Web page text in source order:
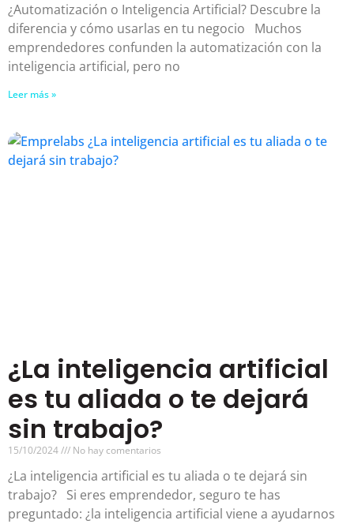
¿Automatización o Inteligencia Artificial? Descubre la
diferencia y cómo usarlas en tu negocio Muchos
emprendedores confunden la automatización con la
inteligencia artificial, pero no
Leer más »
¿La inteligencia artificial
es tu aliada o te dejará
sin trabajo?
15/10/2024 No hay comentarios
¿La inteligencia artificial es tu aliada o te dejará sin
trabajo? Si eres emprendedor, seguro te has
preguntado: ¿la inteligencia artificial viene a ayudarnos